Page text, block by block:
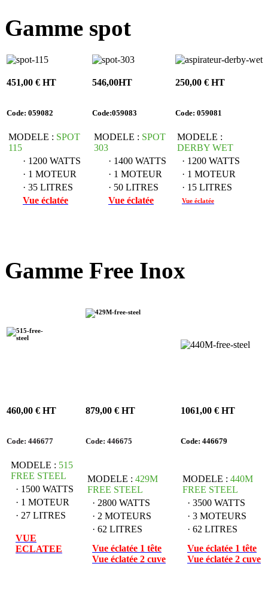
Gamme spot
451,00 € HT
Code: 059082
546,00HT
Code:059083
250,00 € HT
Code: 059081
MODELE : SPOT
115
· 1200 WATTS
· 1 MOTEUR
· 35 LITRES
Vue éclatée
MODELE : SPOT
303
· 1400 WATTS
· 1 MOTEUR
· 50 LITRES
Vue éclatée
MODELE :
DERBY WET
· 1200 WATTS
· 1 MOTEUR
· 15 LITRES
Vue éclatée
Gamme Free Inox
460,00 € HT
Code: 446677
879,00 € HT
Code: 446675
1061,00 € HT
Code: 446679
MODELE : 515
FREE STEEL
· 1500 WATTS
· 1 MOTEUR
· 27 LITRES
VUE
ECLATEE
MODELE : 429M
FREE STEEL
· 2800 WATTS
· 2 MOTEURS
· 62 LITRES
Vue éclatée 1 tête
Vue éclatée 2 cuve
MODELE : 440M
FREE STEEL
· 3500 WATTS
· 3 MOTEURS
· 62 LITRES
Vue éclatée 1 tête
Vue éclatée 2 cuve